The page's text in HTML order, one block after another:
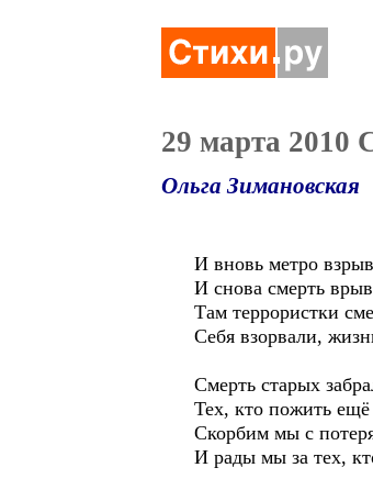
29 марта 2010
Ольга Зимановская
И вновь метро
И снова смерть
Там террористки
Себя взорвали,
Смерть старых
Тех, кто пожить
Скорбим мы с
И рады мы за тех,